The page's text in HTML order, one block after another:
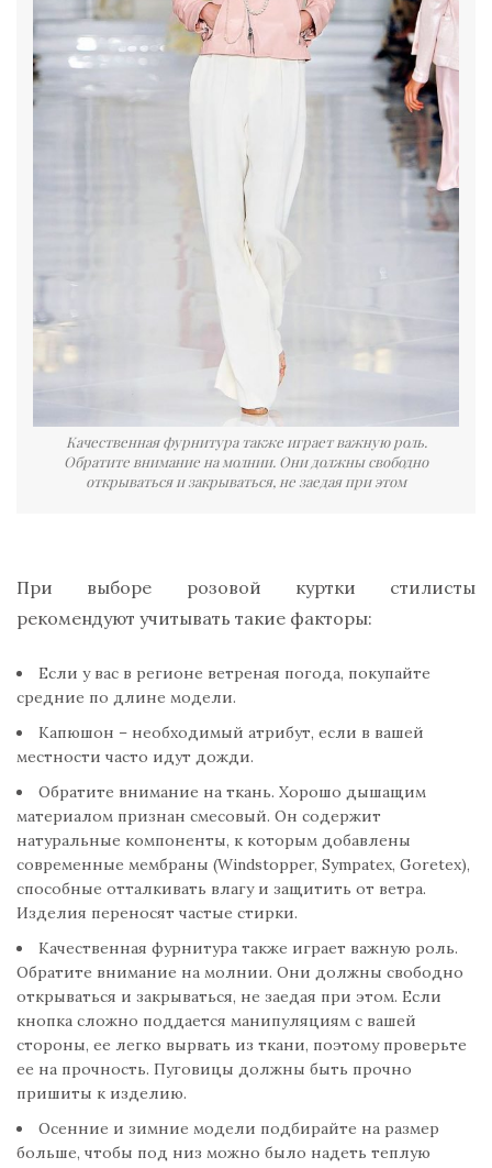
Качественная фурнитура также играет важную роль.
Обратите внимание на молнии. Они должны свободно
открываться и закрываться, не заедая при этом
При выборе розовой куртки стилисты
рекомендуют учитывать такие факторы:
Если у вас в регионе ветреная погода, покупайте
средние по длине модели.
Капюшон – необходимый атрибут, если в вашей
местности часто идут дожди.
Обратите внимание на ткань. Хорошо дышащим
материалом признан смесовый. Он содержит
натуральные компоненты, к которым добавлены
современные мембраны (Windstopper, Sympatex, Goretex),
способные отталкивать влагу и защитить от ветра.
Изделия переносят частые стирки.
Качественная фурнитура также играет важную роль.
Обратите внимание на молнии. Они должны свободно
открываться и закрываться, не заедая при этом. Если
кнопка сложно поддается манипуляциям с вашей
стороны, ее легко вырвать из ткани, поэтому проверьте
ее на прочность. Пуговицы должны быть прочно
пришиты к изделию.
Осенние и зимние модели подбирайте на размер
больше, чтобы под низ можно было надеть теплую